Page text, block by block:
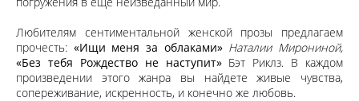
Любителям сентиментальной женской прозы предлагаем
прочесть: «Ищи меня за облаками» Наталии Мирониной,
«Без тебя Рождество не наступит» Бэт Риклз. В каждом
произведении этого жанра вы найдете живые чувства,
сопереживание, искренность, и конечно же любовь.